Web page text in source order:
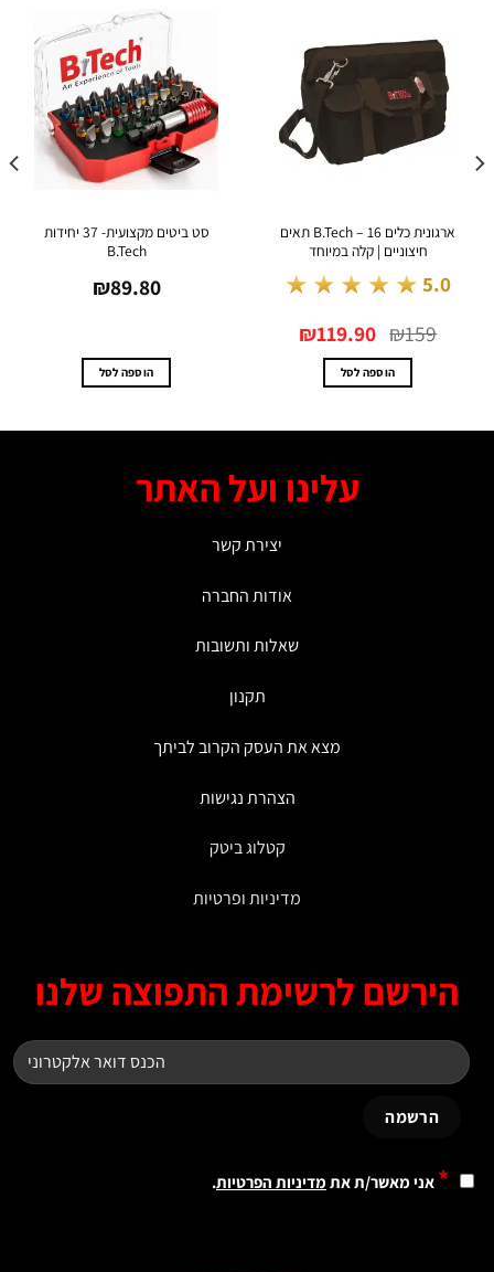
ארגונית כלים B.Tech – 16 תאים
חיצוניים | קלה במיוחד
★★★★★
₪ המקורי
היה:
₪159.
₪119.90 הנוכחי
הוא:
₪119.90.
הוספה לסל
סט ביטים מקצועית- 37 יחידות
₪89.80
הוספה לסל
עלינו ועל האתר
יצירת קשר
אודות החברה
שאלות ותשובות
מצא את העסק הקרוב לביתך
הצהרת נגישות
קטלוג ביטק
מדיניות ופרטיות
לרשימת התפוצה שלנו
אני מאשר/ת אתמדיניות הפרטיות.